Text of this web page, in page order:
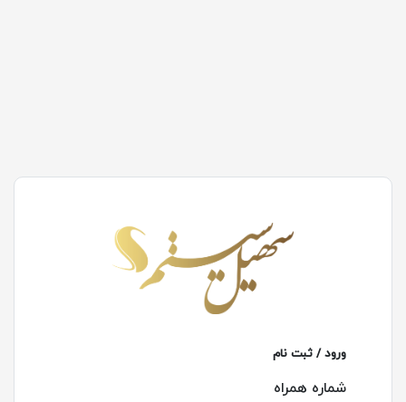
ورود / ثبت نام
شماره همراه